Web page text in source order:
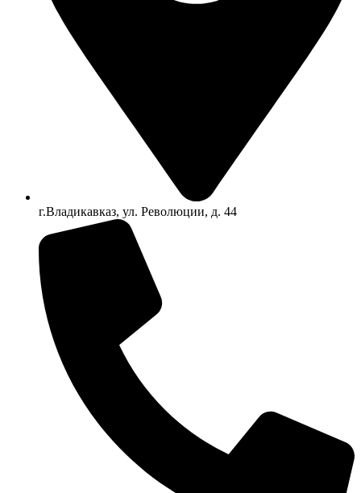
г.Владикавказ, ул. Революции, д. 44